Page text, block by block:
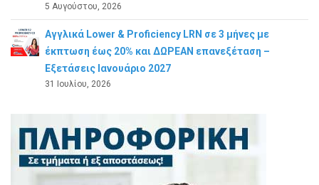
5 Αυγούστου, 2026
Αγγλικά Lower & Proficiency LRN σε 3 μήνες με
έκπτωση έως 20% και ΔΩΡΕΑΝ επανεξέταση –
Εξετάσεις Ιανουάριο 2027
31 Ιουλίου, 2026